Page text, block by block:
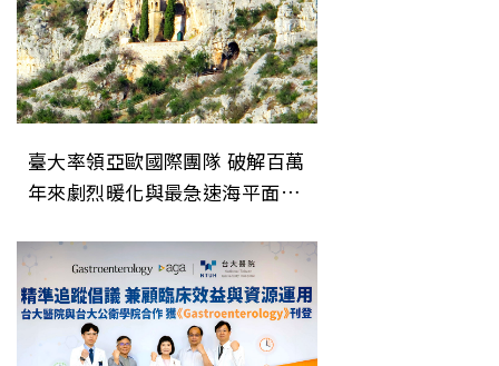
臺大率領亞歐國際團隊 破解百萬
年來劇烈暖化與最急速海平面上